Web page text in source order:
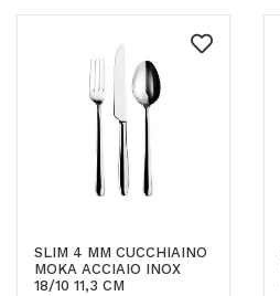
SLIM 4 MM CUCCHIAINO
MOKA ACCIAIO INOX
18/10 11,3 CM